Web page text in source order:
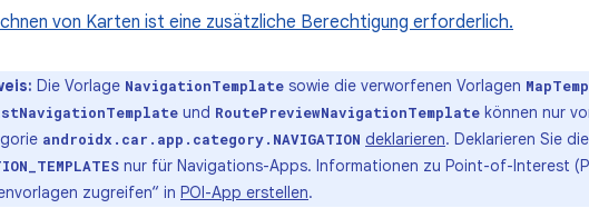
von Karten ist eine zusätzliche Berechtigung erforderlich.
Die Vorlage NavigationTemplate sowie die verworfenen Vorlagen
und RoutePreviewNavigationTemplate können nur
androidx.car.app.category.NAVIGATION deklarieren. Deklarieren Sie
nur für Navigations-Apps. Informationen zu Point-of-Interest
zugreifen“ in POI-App erstellen.